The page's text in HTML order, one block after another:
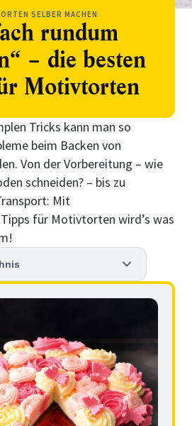
SELBER MACHEN
rundum
– die besten
Motivtorten
Tricks kann man so
beim Backen von
Von der Vorbereitung – wie
schneiden? – bis zu
Mit
für Motivtorten wird’s was